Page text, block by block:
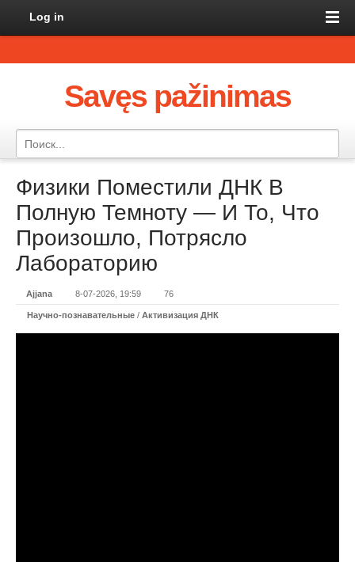
Log in
Savęs pažinimas
Физики Поместили ДНК В
Полную Темноту — И То, Что
Произошло, Потрясло
Лабораторию
Ajjana 8-07-2026, 19:59 76
Научно-познавательные / Активизация ДНК